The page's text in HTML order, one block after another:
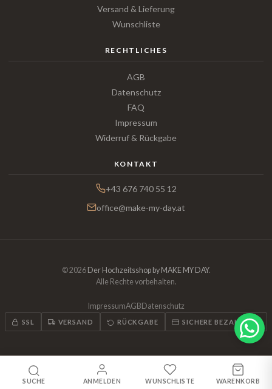
SUCHE ANMELDEN WUNSCHLISTE WARENKORB
Versand & Lieferung
Wunschliste
RECHTLICHES
AGB
Datenschutz
FAQ
Impressum
Widerruf & Rückgabe
KONTAKT
+43 676 740 55 12
office@make-my-day.at
© 2026 Der Hochzeitsshop by MAKE MY DAY.
Alle Rechte vorbehalten.
ImpressumAGB Datenschutz
SSL VERSAND RÜCKGABE SICHERE BEZAHLUNG